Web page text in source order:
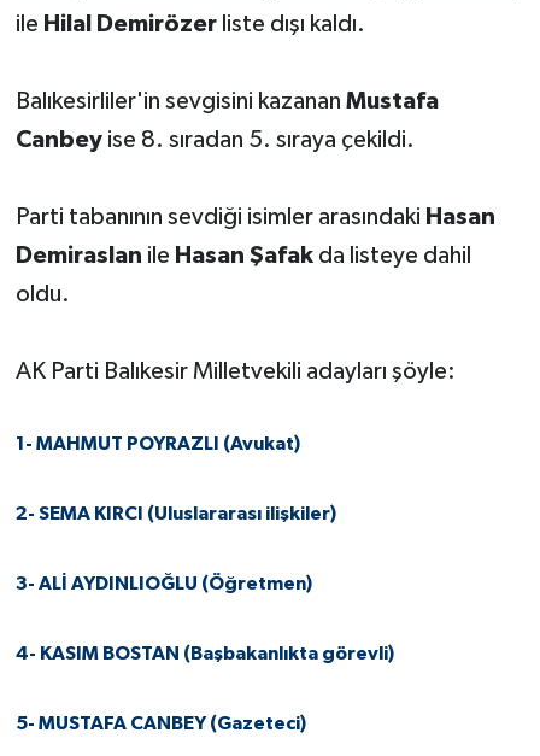
ile Hilal Demirözerliste dışı kaldı.
Balıkesirliler'in sevgisini kazanan Mustafa
Canbeyise 8. sıradan 5. sıraya çekildi.
Parti tabanının sevdiği isimler arasındaki Hasan
Demiraslan ile Hasan Şafakda listeye dahil
oldu.
AK Parti Balıkesir Milletvekili adayları şöyle:
1- MAHMUT POYRAZLI (Avukat)
2- SEMA KIRCI (Uluslararası ilişkiler)
3- ALİ AYDINLIOĞLU (Öğretmen)
4- KASIM BOSTAN (Başbakanlıkta görevli)
5- MUSTAFA CANBEY (Gazeteci)